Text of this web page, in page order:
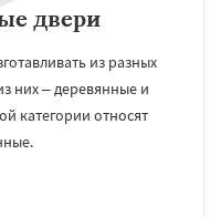
двери
из разных
них – деревянные и
категории относят